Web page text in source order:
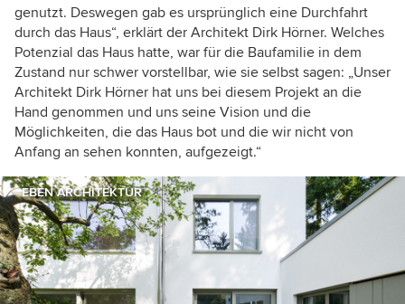
genutzt. Deswegen gab es ursprünglich eine Durchfahrt
durch das Haus“, erklärt der Architekt Dirk Hörner. Welches
Potenzial das Haus hatte, war für die Baufamilie in dem
Zustand nur schwer vorstellbar, wie sie selbst sagen: „Unser
Architekt Dirk Hörner hat uns bei diesem Projekt an die
Hand genommen und uns seine Vision und die
Möglichkeiten, die das Haus bot und die wir nicht von
Anfang an sehen konnten, aufgezeigt.“
EBEN ARCHITEKTUR